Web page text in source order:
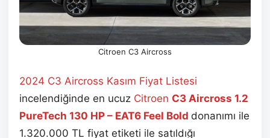
Citroen C3 Aircross
2024 C3 Aircross Kasım Fiyat Listesi
incelendiğinde en ucuz Citroen C3 Aircross 1.2
PureTech 130 HP – EAT6 Feel Bold donanımı ile
1.320.000 TL fiyat etiketi ile satıldığı